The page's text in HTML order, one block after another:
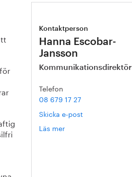
Kontaktperson
Hanna Escobar-
Jansson
Kommunikationsdirektör
Telefon
08 679 17 27
Skicka e-post
Läs mer